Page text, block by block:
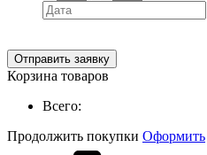
Отправить заявку
Корзина товаров
Всего:
Продолжить покупки Оформить